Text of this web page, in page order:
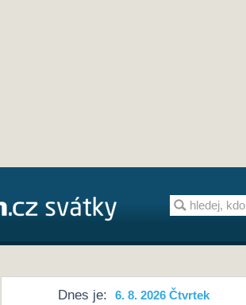
Dnes je: 6. 8. 2026 Čtvrtek